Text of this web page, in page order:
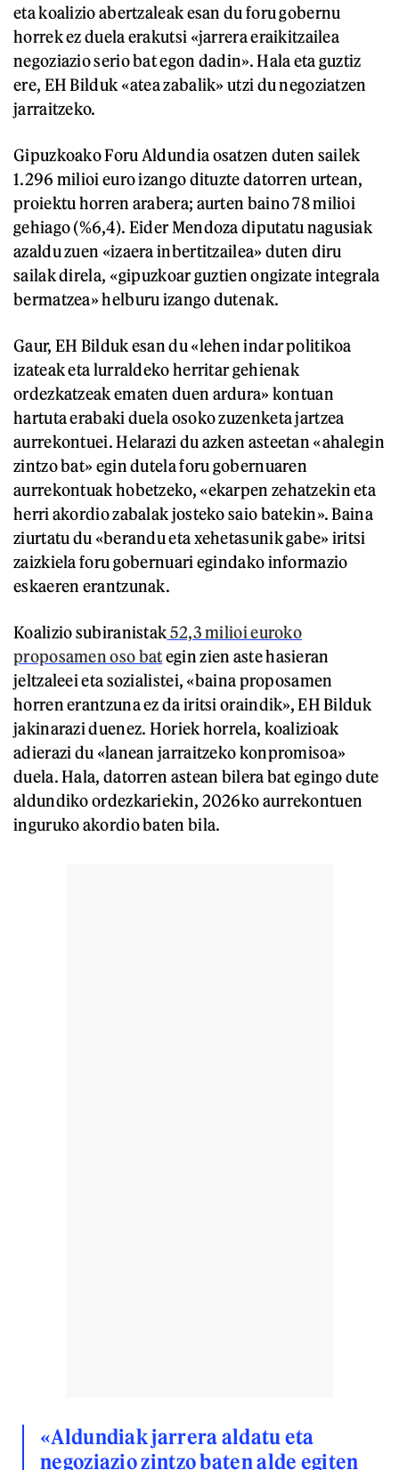
eta koalizio abertzaleak esan du foru gobernu
horrek ez duela erakutsi «jarrera eraikitzailea
negoziazio serio bat egon dadin». Hala eta guztiz
ere, EH Bilduk «atea zabalik» utzi du negoziatzen
jarraitzeko.
Gipuzkoako Foru Aldundia osatzen duten sailek
1.296 milioi euro izango dituzte datorren urtean,
proiektu horren arabera; aurten baino 78 milioi
gehiago (%6,4). Eider Mendoza diputatu nagusiak
azaldu zuen «izaera inbertitzailea» duten diru
sailak direla, «gipuzkoar guztien ongizate integrala
bermatzea» helburu izango dutenak.
Gaur, EH Bilduk esan du «lehen indar politikoa
izateak eta lurraldeko herritar gehienak
ordezkatzeak ematen duen ardura» kontuan
hartuta erabaki duela osoko zuzenketa jartzea
aurrekontuei. Helarazi du azken asteetan «ahalegin
zintzo bat» egin dutela foru gobernuaren
aurrekontuak hobetzeko, «ekarpen zehatzekin eta
herri akordio zabalak josteko saio batekin». Baina
ziurtatu du «berandu eta xehetasunik gabe» iritsi
zaizkiela foru gobernuari egindako informazio
eskaeren erantzunak.
Koalizio subiranistak52,3 milioi euroko
proposamen oso bategin zien aste hasieran
jeltzaleei eta sozialistei, «baina proposamen
horren erantzuna ez da iritsi oraindik», EH Bilduk
jakinarazi duenez. Horiek horrela, koalizioak
adierazi du «lanean jarraitzeko konpromisoa»
duela. Hala, datorren astean bilera bat egingo dute
aldundiko ordezkariekin, 2026ko aurrekontuen
inguruko akordio baten bila.
«Aldundiak jarrera aldatu eta
negoziazio zintzo baten alde egiten